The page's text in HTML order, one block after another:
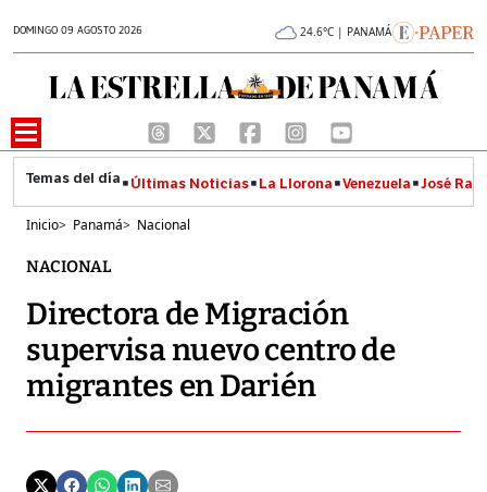
DOMINGO 09 AGOSTO 2026 24.6°C | PANAMÁ
Últimas Noticias La Llorona Venezuela José
Inicio> Panamá> Nacional
NACIONAL
Directora de Migración
supervisa nuevo centro de
migrantes en Darién